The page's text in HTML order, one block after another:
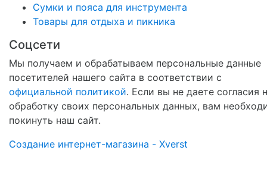
Сумки и пояса для инструмента
Товары для отдыха и пикника
Соцсети
Мы получаем и обрабатываем персональные данные
посетителей нашего сайта в соответствии с
официальной политикой. Если вы не даете согласия
обработку своих персональных данных, вам
покинуть наш сайт.
Создание интернет-магазина - Xverst